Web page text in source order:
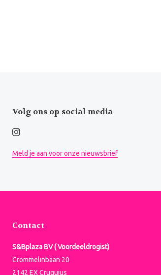
Volg ons op social media
Meld je aan voor onze nieuwsbrief
Contact
S&Bplaza BV ( Voordeeldrogist)
Crommelinbaan 20
2142 EX Cruquius